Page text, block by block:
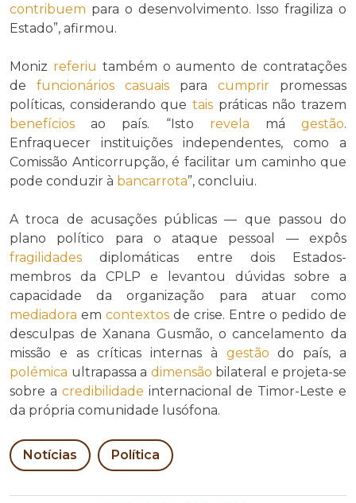
contribuem para o desenvolvimento. Isso fragiliza o
Estado”, afirmou.
Moniz referiu também o aumento de contratações
de funcionários casuais para cumprir promessas
políticas, considerando que tais práticas não trazem
benefícios ao país. “Isto revela mágestão.
Enfraquecer instituições independentes, como a
Comissão Anticorrupção, é facilitar um caminho que
pode conduzir à bancarrota”, concluiu.
A troca de acusações públicas — que passou do
plano político para o ataque pessoal — expôs
fragilidades diplomáticas entre dois Estados-
membros da CPLP e levantou dúvidas sobre a
capacidade da organização para atuar como
mediadora em contextos de crise. Entre o pedido de
desculpas de Xanana Gusmão, o cancelamento da
missão e as críticas internas à gestão do país, a
polémica ultrapassa a dimensão bilateral e projeta-se
sobre a credibilidade internacional de Timor-Leste e
da própria comunidade lusófona.
Notícias Política